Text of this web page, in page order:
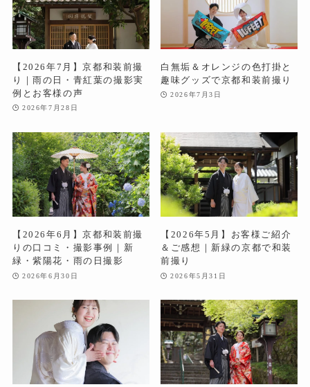
【2026年7月】京都和装前撮
り｜雨の日・青紅葉の撮影実
例とお客様の声
2026年7月28日
白無垢＆オレンジの色打掛と
趣味グッズで京都和装前撮り
2026年7月3日
【2026年6月】京都和装前撮
りの口コミ・撮影事例｜新
緑・紫陽花・雨の日撮影
2026年6月30日
【2026年5月】お客様ご紹介
＆ご感想｜新緑の京都で和装
前撮り
2026年5月31日